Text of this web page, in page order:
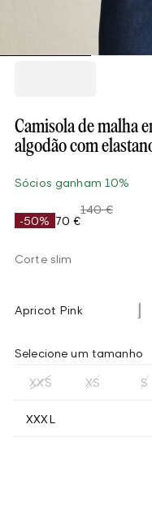
Camisola de malha
algodão com
Sócios ganham 10%
-50% 70 €
140 €
Corte slim
Apricot Pink
Selecione um tamanho
XXS XS S
XXXL